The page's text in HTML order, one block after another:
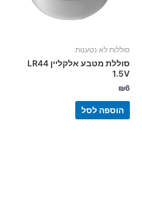
סוללות לא נטענות
סוללת מטבע אלקליין LR44
1.5V
₪6
הוספה לסל